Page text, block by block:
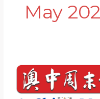
May
澳
文